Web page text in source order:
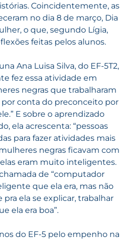
Coincidentemente, as
no dia 8 de março, Dia
o que, segundo Lígia,
feitas pelos alunos.
Ana Luisa Silva, do EF-5T2,
fez essa atividade em
negras que trabalharam
conta do preconceito por
E sobre o aprendizado
ela acrescenta: “pessoas
para fazer atividades mais
negras ficavam com
eram muito inteligentes.
de “computador
que ela era, mas não
ela se explicar, trabalhar
ela era boa”.
do EF-5 pelo empenho na